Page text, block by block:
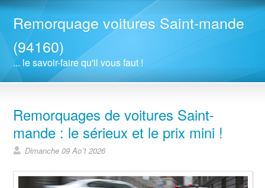
Remorquage voitures Saint-mande
(94160)
... le savoir-faire qu'il vous faut !
Remorquages de voitures Saint-
mande : le sérieux et le prix mini !
Dimanche 09 Ao˚t 2026